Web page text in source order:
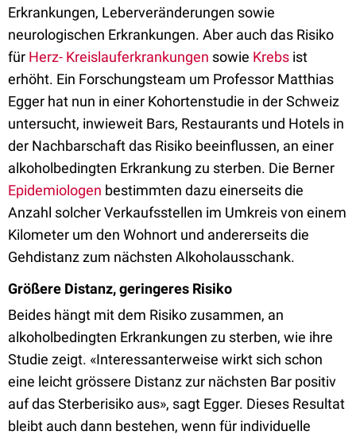
Erkrankungen, Leberveränderungen sowie
neurologischen Erkrankungen. Aber auch das Risiko
für Herz- Kreislauferkrankungen sowie Krebs ist
erhöht. Ein Forschungsteam um Professor Matthias
Egger hat nun in einer Kohortenstudie in der Schweiz
untersucht, inwieweit Bars, Restaurants und Hotels in
der Nachbarschaft das Risiko beeinflussen, an einer
alkoholbedingten Erkrankung zu sterben. Die Berner
Epidemiologen bestimmten dazu einerseits die
Anzahl solcher Verkaufsstellen im Umkreis von einem
Kilometer um den Wohnort und andererseits die
Gehdistanz zum nächsten Alkoholausschank.
Größere Distanz, geringeres Risiko
Beides hängt mit dem Risiko zusammen, an
alkoholbedingten Erkrankungen zu sterben, wie ihre
Studie zeigt. «Interessanterweise wirkt sich schon
eine leicht grössere Distanz zur nächsten Bar positiv
auf das Sterberisiko aus», sagt Egger. Dieses Resultat
bleibt auch dann bestehen, wenn für individuelle